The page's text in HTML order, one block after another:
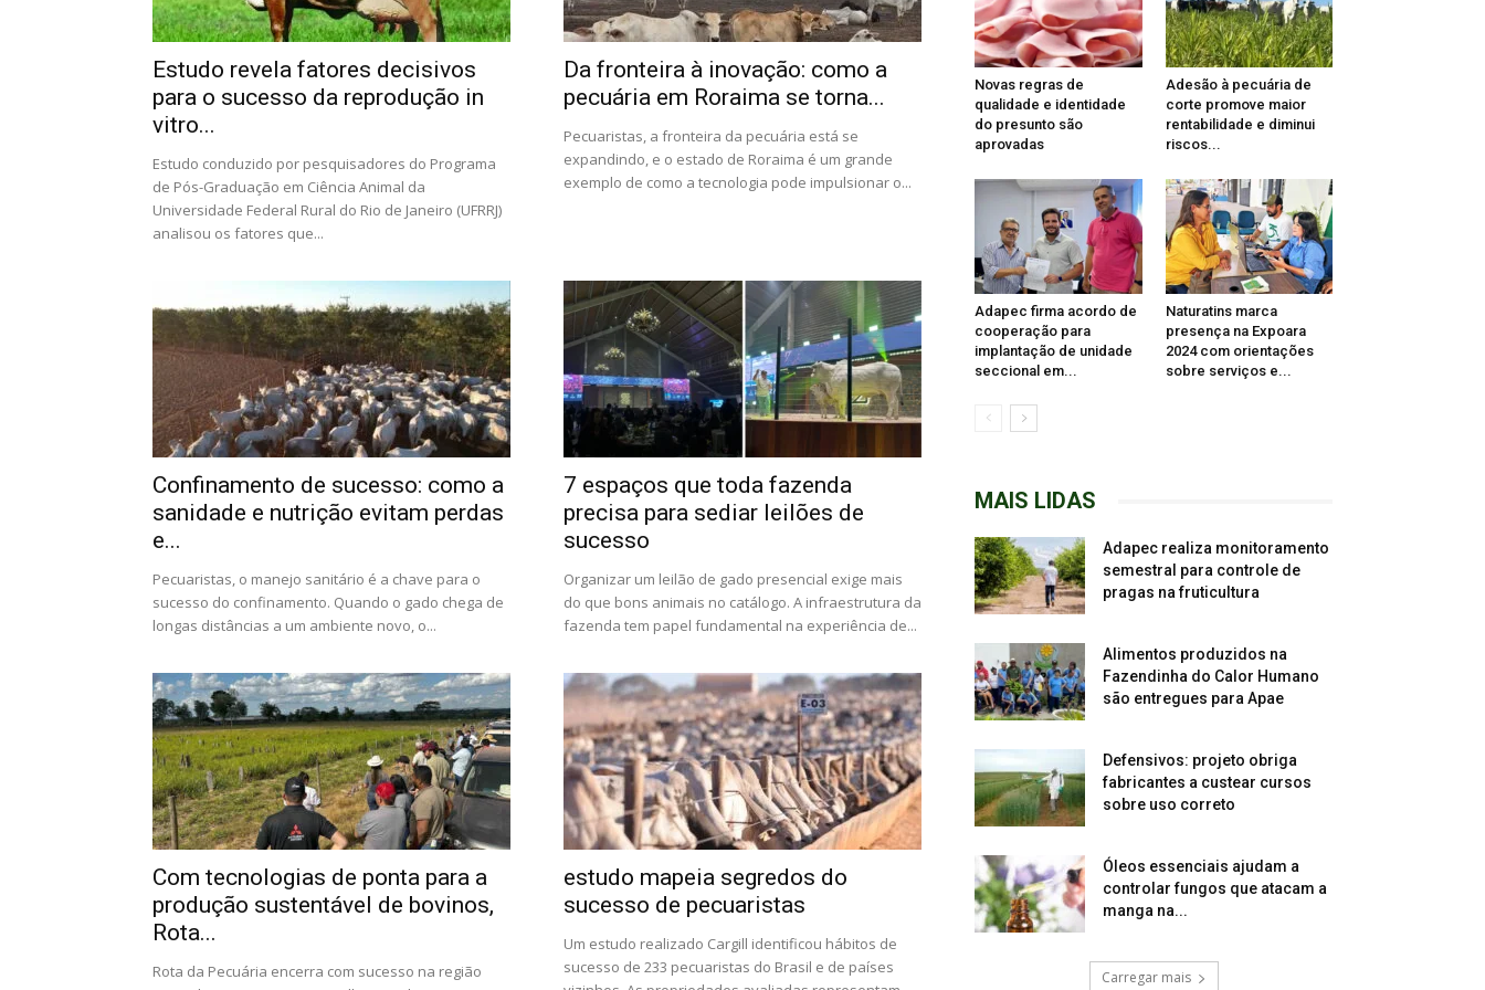
Estudo revela fatores decisivos
para o sucesso da reprodução in
vitro...
Estudo conduzido por pesquisadores do Programa
de Pós-Graduação em Ciência Animal da
Universidade Federal Rural do Rio de Janeiro (UFRRJ)
analisou os fatores que...
Da fronteira à inovação: como a
pecuária em Roraima se torna...
Pecuaristas, a fronteira da pecuária está se
expandindo, e o estado de Roraima é um grande
exemplo de como a tecnologia pode impulsionar o...
Confinamento de sucesso: como a
sanidade e nutrição evitam perdas
e...
Pecuaristas, o manejo sanitário é a chave para o
sucesso do confinamento. Quando o gado chega de
longas distâncias a um ambiente novo, o...
7 espaços que toda fazenda
precisa para sediar leilões de
sucesso
Organizar um leilão de gado presencial exige mais
do que bons animais no catálogo. A infraestrutura da
fazenda tem papel fundamental na experiência de...
Com tecnologias de ponta para a
produção sustentável de bovinos,
Rota...
Rota da Pecuária encerra com sucesso na região
estudo mapeia segredos do
sucesso de pecuaristas
Um estudo realizado Cargill identificou hábitos de
sucesso de 233 pecuaristas do Brasil e de países
Novas regras de
qualidade e identidade
do presunto são
aprovadas
Adesão à pecuária de
corte promove maior
rentabilidade e diminui
riscos...
Adapec firma acordo de
cooperação para
implantação de unidade
seccional em...
Naturatins marca
presença na Expoara
2024 com orientações
sobre serviços e...
MAIS LIDAS
Adapec realiza monitoramento
semestral para controle de
pragas na fruticultura
Alimentos produzidos na
Fazendinha do Calor Humano
são entregues para Apae
Defensivos: projeto obriga
fabricantes a custear cursos
sobre uso correto
Óleos essenciais ajudam a
controlar fungos que atacam a
manga na...
Carregar mais